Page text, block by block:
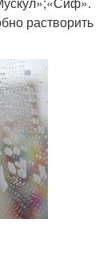
растворить